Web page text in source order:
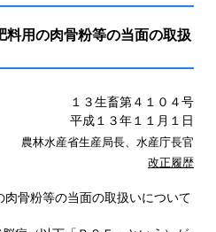
料用の肉骨粉等の当面の取扱
１３生畜第４１０４号
平成１３年１１月１日
農林水産省生産局長、水産庁長官
改正履歴
骨粉等の当面の取扱いについて